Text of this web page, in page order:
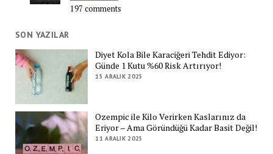
197 comments
SON YAZILAR
Diyet Kola Bile Karaciğeri Tehdit Ediyor:
Günde 1 Kutu %60 Risk Artırıyor!
15 ARALIK 2025
Ozempic ile Kilo Verirken Kaslarınız da
Eriyor – Ama Göründüğü Kadar Basit Değil!
11 ARALIK 2025